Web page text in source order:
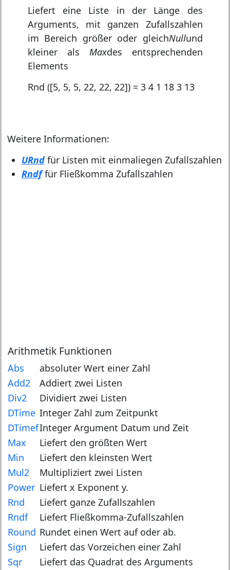
Liefert eine Liste in der Länge des
Arguments, mit ganzen Zufallszahlen
im Bereich größer oder gleichNullund
kleiner als Maxdes entsprechenden
Elements
Rnd ([5, 5, 5, 22, 22, 22]) = 3 4 1 18 3 13
Weitere Informationen:
URndfür Listen mit einmaliegen Zufallszahlen
Rndffür Fließkomma Zufallszahlen
Arithmetik Funktionen
Abs
absoluter Wert einer Zahl
Add2
Addiert zwei Listen
Div2
Dividiert zwei Listen
DTime Integer Zahl zum Zeitpunkt
DTimefInteger Argument Datum und Zeit
Max
Liefert den größten Wert
Min
Liefert den kleinsten Wert
Mul2
Multipliziert zwei Listen
Power Liefert x Exponent y.
Rnd
Liefert ganze Zufallszahlen
Rndf
Liefert Fließkomma-Zufallszahlen
Round Rundet einen Wert auf oder ab.
Sign
Liefert das Vorzeichen einer Zahl
Sqr
Liefert das Quadrat des Arguments